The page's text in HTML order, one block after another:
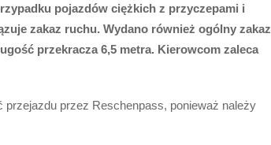
pojazdów ciężkich z przyczepami i
zakaz ruchu. Wydano również ogólny zakaz
przekracza 6,5 ​​metra. Kierowcom zaleca
przez Reschenpass, ponieważ należy